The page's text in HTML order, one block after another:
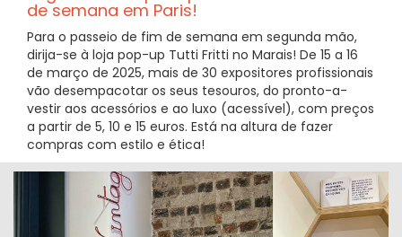
de semana em Paris!
Para o passeio de fim de semana em segunda mão,
dirija-se à loja pop-up Tutti Fritti no Marais! De 15 a 16
de março de 2025, mais de 30 expositores profissionais
vão desempacotar os seus tesouros, do pronto-a-
vestir aos acessórios e ao luxo (acessível), com preços
a partir de 5, 10 e 15 euros. Está na altura de fazer
compras com estilo e ética!